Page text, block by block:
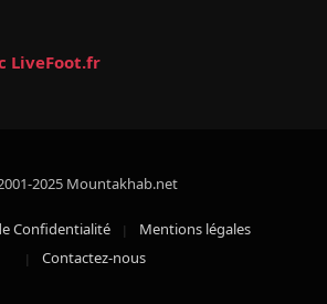
LiveFoot.fr
2025 Mountakhab.net
Confidentialité
Mentions légales
Contactez-nous